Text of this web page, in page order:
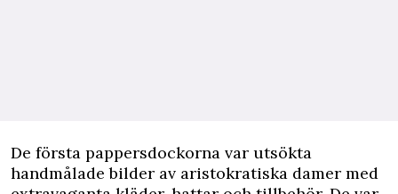
De första pappersdockorna var utsökta
handmålade bilder av aristokratiska damer med